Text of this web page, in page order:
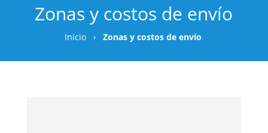
Zonas y costos de envío
Inicio › Zonas y costos de envío